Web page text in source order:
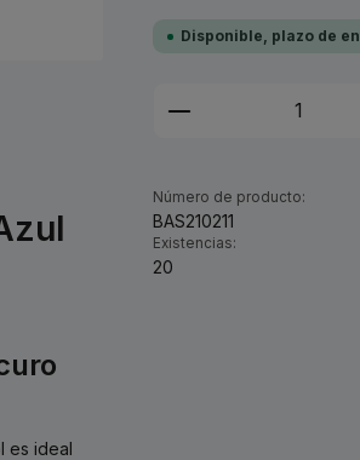
Disponible, plazo de
Cantidad del
Número de producto:
BAS210211
Existencias:
20
es ideal